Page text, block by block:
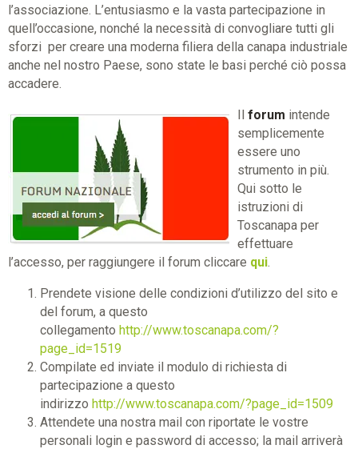
l’associazione. L’entusiasmo e la vasta partecipazione in
quell’occasione, nonché la necessità di convogliare tutti gli
sforzi per creare una moderna filiera della canapa industriale
anche nel nostro Paese, sono state le basi perché ciò possa
accadere.
Il forum intende
semplicemente
essere uno
strumento in più.
Qui sotto le
istruzioni di
Toscanapa per
effettuare
l’accesso, per raggiungere il forum cliccare qui.
Prendete visione delle condizioni d’utilizzo del sito e
del forum, a questo
collegamento http://www.toscanapa.com/?
page_id=1519
Compilate ed inviate il modulo di richiesta di
partecipazione a questo
indirizzo http://www.toscanapa.com/?page_id=1509
Attendete una nostra mail con riportate le vostre
personali login e password di accesso; la mail arriverà